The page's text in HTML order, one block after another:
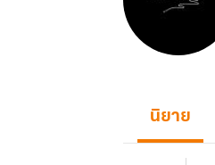
นิยาย